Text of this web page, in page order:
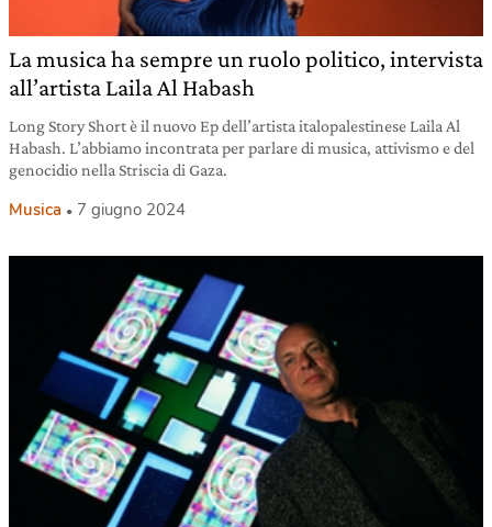
La musica ha sempre un ruolo politico, intervista
all’artista Laila Al Habash
Long Story Short è il nuovo Ep dell’artista italopalestinese Laila Al
Habash. L’abbiamo incontrata per parlare di musica, attivismo e del
genocidio nella Striscia di Gaza.
Musica 7 giugno 2024